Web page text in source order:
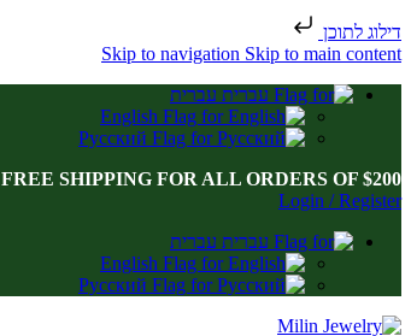
דילוג לתוכן
Skip to navigation Skip to main content
עברית
English
Русский
FREE SHIPPING FOR ALL ORDERS OF $200
Login / Register
עברית
English
Русский